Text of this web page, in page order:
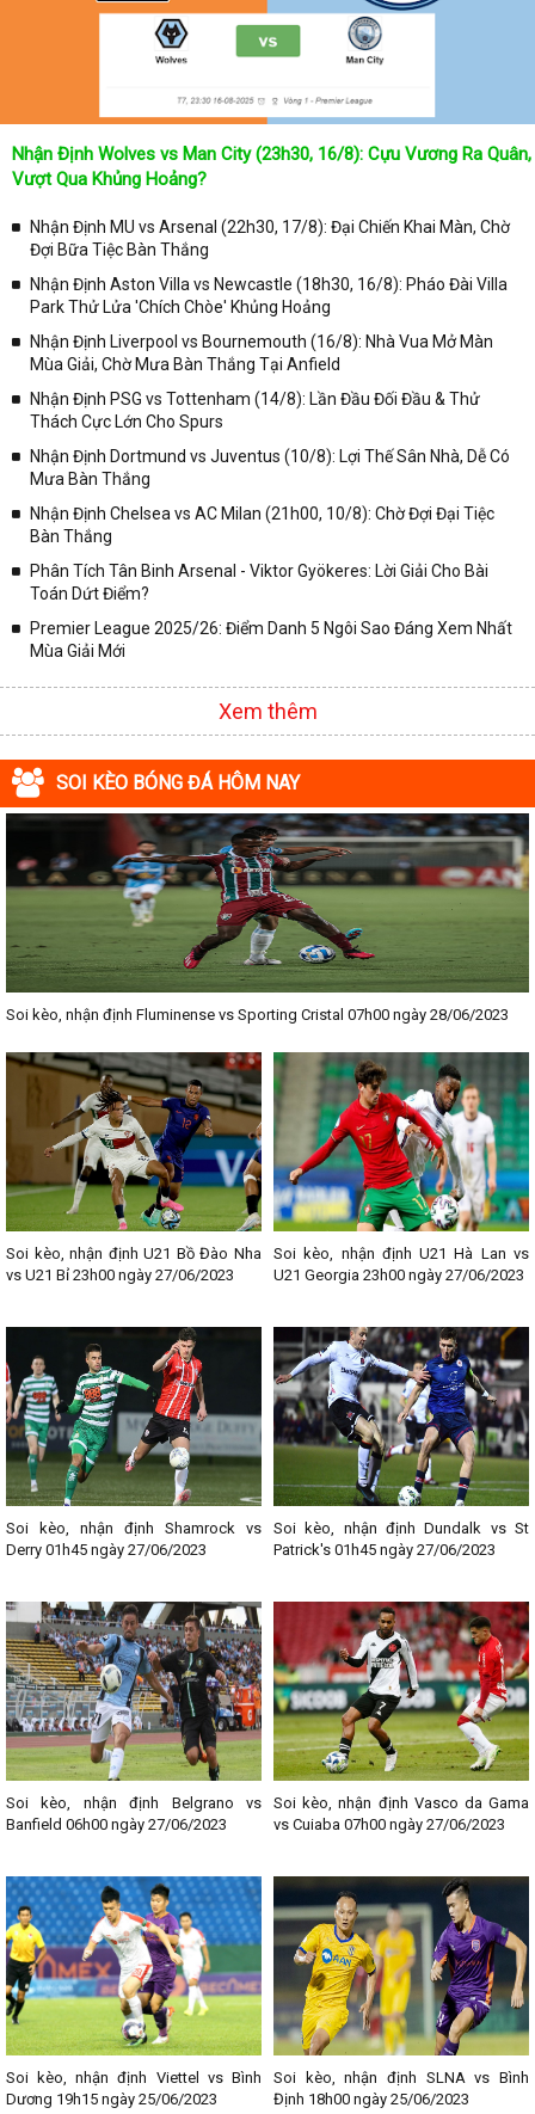
Nhận Định Wolves vs Man City (23h30, 16/8): Cựu Vương Ra Quân,
Vượt Qua Khủng Hoảng?
Nhận Định MU vs Arsenal (22h30, 17/8): Đại Chiến Khai Màn, Chờ
Đợi Bữa Tiệc Bàn Thắng
Nhận Định Aston Villa vs Newcastle (18h30, 16/8): Pháo Đài Villa
Park Thử Lửa 'Chích Chòe' Khủng Hoảng
Nhận Định Liverpool vs Bournemouth (16/8): Nhà Vua Mở Màn
Mùa Giải, Chờ Mưa Bàn Thắng Tại Anfield
Nhận Định PSG vs Tottenham (14/8): Lần Đầu Đối Đầu & Thử
Thách Cực Lớn Cho Spurs
Nhận Định Dortmund vs Juventus (10/8): Lợi Thế Sân Nhà, Dễ Có
Mưa Bàn Thắng
Nhận Định Chelsea vs AC Milan (21h00, 10/8): Chờ Đợi Đại Tiệc
Bàn Thắng
Phân Tích Tân Binh Arsenal - Viktor Gyökeres: Lời Giải Cho Bài
Toán Dứt Điểm?
Premier League 2025/26: Điểm Danh 5 Ngôi Sao Đáng Xem Nhất
Mùa Giải Mới
Xem thêm
SOI KÈO BÓNG ĐÁ HÔM NAY
Soi kèo, nhận định Fluminense vs Sporting Cristal 07h00 ngày 28/06/2023
Soi kèo, nhận định U21 Bồ Đào Nha
vs U21 Bỉ 23h00 ngày 27/06/2023
Soi kèo, nhận định U21 Hà Lan vs
U21 Georgia 23h00 ngày 27/06/2023
Soi kèo, nhận định Shamrock vs
Derry 01h45 ngày 27/06/2023
Soi kèo, nhận định Dundalk vs St
Patrick's 01h45 ngày 27/06/2023
Soi kèo, nhận định Belgrano vs
Banfield 06h00 ngày 27/06/2023
Soi kèo, nhận định Vasco da Gama
vs Cuiaba 07h00 ngày 27/06/2023
Soi kèo, nhận định Viettel vs Bình
Dương 19h15 ngày 25/06/2023
Soi kèo, nhận định SLNA vs Bình
Định 18h00 ngày 25/06/2023